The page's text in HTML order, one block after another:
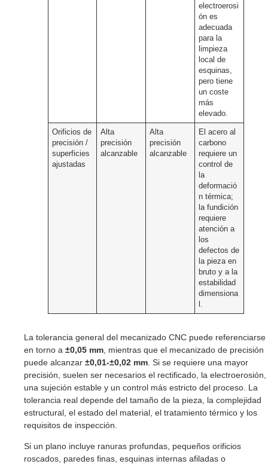
electroerosi
ón es
adecuada
para la
limpieza
local de
esquinas,
pero tiene
un coste
más
elevado.
Orificios de
precisión /
superficies
ajustadas
Alta
precisión
alcanzable
Alta
precisión
alcanzable
El acero al
carbono
requiere un
control de
la
deformació
n térmica;
la fundición
requiere
atención a
los
defectos de
la pieza en
bruto y a la
estabilidad
dimensiona
La tolerancia general del mecanizado CNC puede referenciarse
en torno a ±0,05 mm , mientras que el mecanizado de precisión
puede alcanzar ±0,01-±0,02 mm . Si se requiere una mayor
precisión, suelen ser necesarios el rectificado, la electroerosión,
una sujeción estable y un control más estricto del proceso. La
tolerancia real depende del tamaño de la pieza, la complejidad
estructural, el estado del material, el tratamiento térmico y los
requisitos de inspección.
Si un plano incluye ranuras profundas, pequeños orificios
roscados, paredes finas, esquinas internas afiladas o